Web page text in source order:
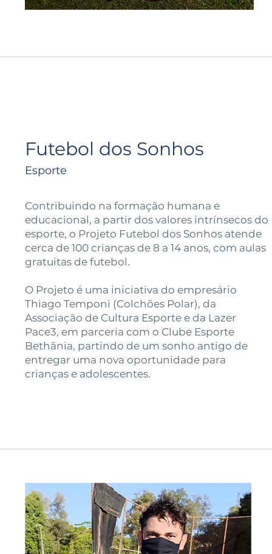
Futebol dos Sonhos
Esporte
Contribuindo na formação humana e
educacional, a partir dos valores intrínsecos do
esporte, o Projeto Futebol dos Sonhos atende
cerca de 100 crianças de 8 a 14 anos, com aulas
gratuitas de futebol.
O Projeto é uma iniciativa do empresário
Thiago Temponi (Colchões Polar), da
Associação de Cultura Esporte e da Lazer
Pace3, em parceria com o Clube Esporte
Bethânia, partindo de um sonho antigo de
entregar uma nova oportunidade para
crianças e adolescentes.